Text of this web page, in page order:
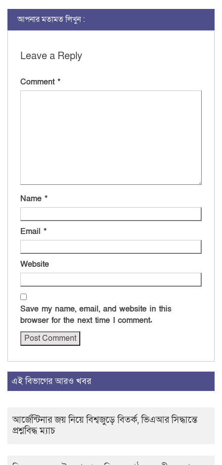
আপনার মতামত লিখুন :
Leave a Reply
Comment *
Name *
Email *
Website
Save my name, email, and website in this
browser for the next time I comment.
এই বিভাগের আরও খবর
আর্জেন্টিনার জয় নিয়ে বিশ্বজুড়ে বিতর্ক, ভিএআর সিদ্ধান্তে
প্রশ্নবিদ্ধ ম্যাচ